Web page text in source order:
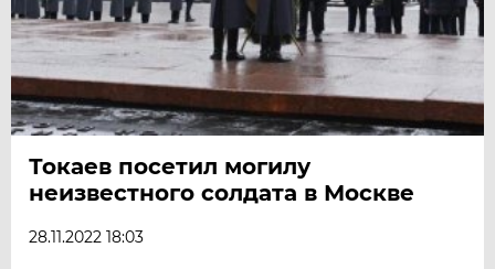
Токаев посетил могилу
неизвестного солдата в Москве
28.11.2022 18:03